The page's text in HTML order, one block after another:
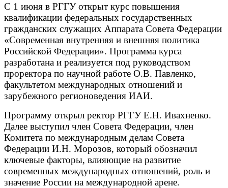
С 1 июня в РГГУ открыт курс повышения
квалификации федеральных государственных
гражданских служащих Аппарата Совета Федерации
«Современная внутренняя и внешняя политика
Российской Федерации». Программа курса
разработана и реализуется под руководством
проректора по научной работе О.В. Павленко,
факультетом международных отношений и
зарубежного регионоведения ИАИ.
Программу открыл ректор РГГУ Е.Н. Ивахненко.
Далее выступил член Совета Федерации, член
Комитета по международным делам Совета
Федерации И.Н. Морозов, который обозначил
ключевые факторы, влияющие на развитие
современных международных отношений, роль и
значение России на международной арене.